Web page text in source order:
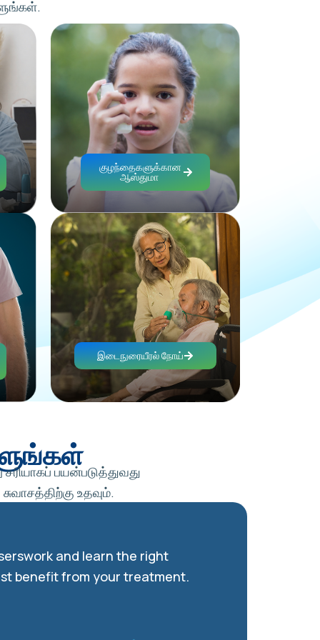
குழந்தைகளுக்கான
ஆஸ்துமா
இடைநுரையீரல் நோய்
பயன்படுத்துவது
உதவும்.
and learn the right
benefit from your treatment.